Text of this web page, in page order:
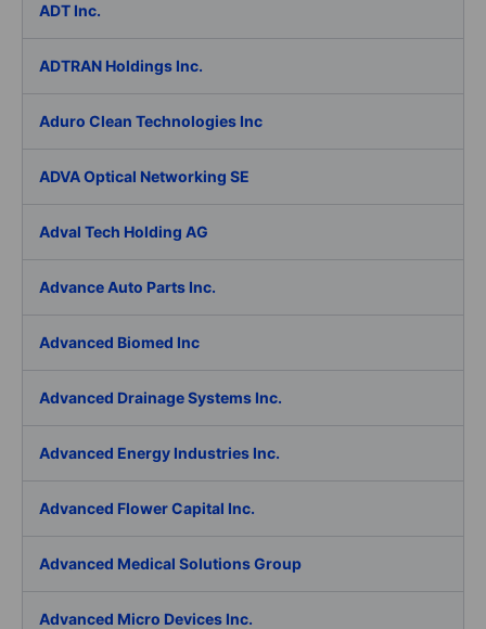
ADT Inc.
ADTRAN Holdings Inc.
Aduro Clean Technologies Inc
ADVA Optical Networking SE
Adval Tech Holding AG
Advance Auto Parts Inc.
Advanced Biomed Inc
Advanced Drainage Systems Inc.
Advanced Energy Industries Inc.
Advanced Flower Capital Inc.
Advanced Medical Solutions Group
Advanced Micro Devices Inc.